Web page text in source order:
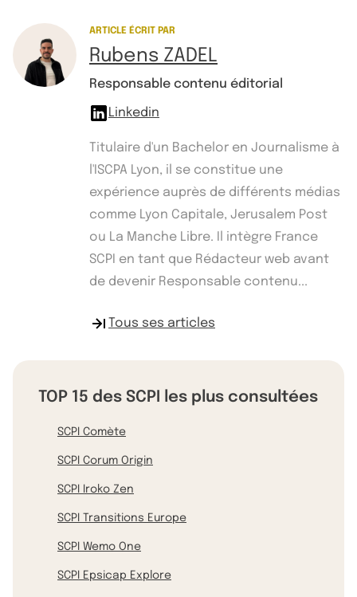
ARTICLE ÉCRIT PAR
Rubens ZADEL
Responsable contenu éditorial
Linkedin
Titulaire d'un Bachelor en Journalisme à
l'ISCPA Lyon, il se constitue une
expérience auprès de différents médias
comme Lyon Capitale, Jerusalem Post
ou La Manche Libre. Il intègre France
SCPI en tant que Rédacteur web avant
de devenir Responsable contenu...
Tous ses articles
TOP 15 des SCPI les plus consultées
SCPI Comète
SCPI Corum Origin
SCPI Iroko Zen
SCPI Transitions Europe
SCPI Wemo One
SCPI Epsicap Explore